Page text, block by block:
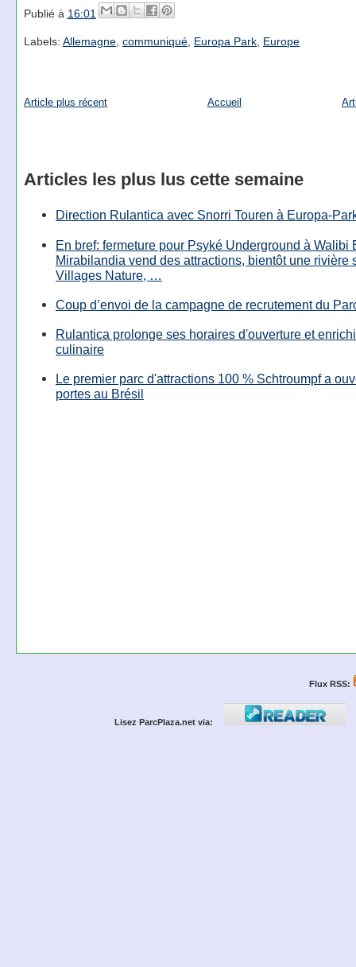
Publié à 16:01
Labels: Allemagne, communiqué, Europa Park, Europe
Article plus récent Accueil
Articles les plus lus cette semaine
Direction Rulantica avec Snorri Touren à Europa-
En bref: fermeture pour Psyké Underground à Walibi
Mirabilandia vend des attractions, bientôt une rivière
Villages Nature, …
Coup d’envoi de la campagne de recrutement du
Rulantica prolonge ses horaires d'ouverture et
culinaire
Le premier parc d'attractions 100 % Schtroumpf a
portes au Brésil
Flux RSS:
Lisez ParcPlaza.net via: